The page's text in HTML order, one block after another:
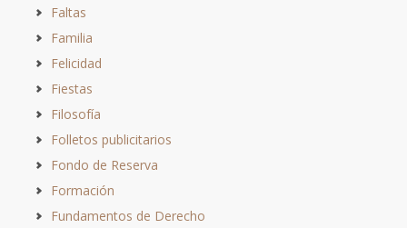
Faltas
Familia
Felicidad
Fiestas
Filosofía
Folletos publicitarios
Fondo de Reserva
Formación
Fundamentos de Derecho